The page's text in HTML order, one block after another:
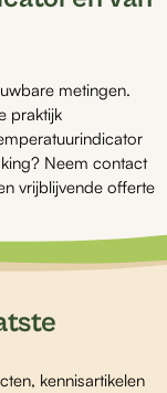
metingen.
praktijk
Neem contact
vrijblijvende offerte
kennisartikelen